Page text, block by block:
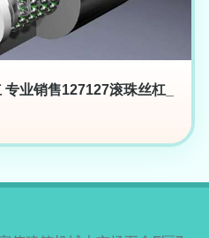
业销售127127滚珠丝杠_